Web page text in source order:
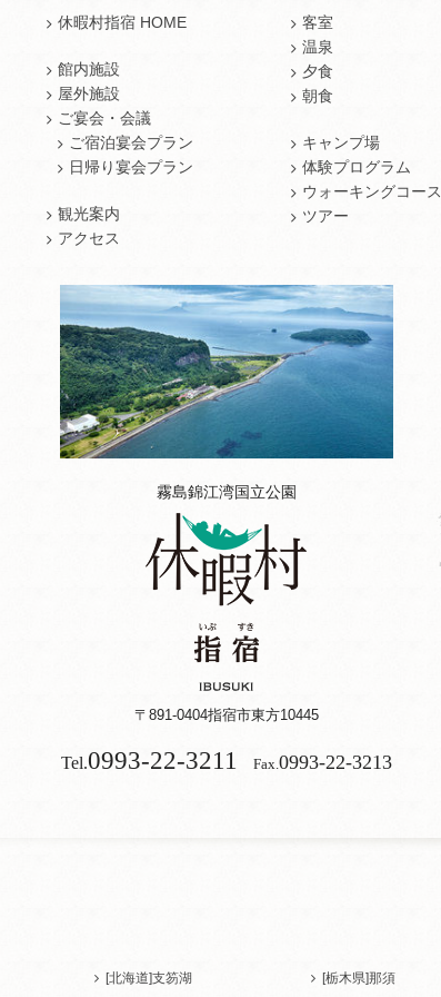
休暇村指宿 HOME
館内施設
屋外施設
ご宴会・会議
ご宿泊宴会プラン
日帰り宴会プラン
観光案内
アクセス
客室
温泉
夕食
朝食
キャンプ場
体験プログラム
ウォーキングコース
ツアー
霧島錦江湾国立公園
〒891-0404指宿市東方10445
Tel.0993-22-3211 Fax. 0993-22-3213
[北海道]支笏湖 [栃木県]那須